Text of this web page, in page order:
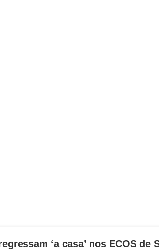
‘a casa’ nos ECOS de